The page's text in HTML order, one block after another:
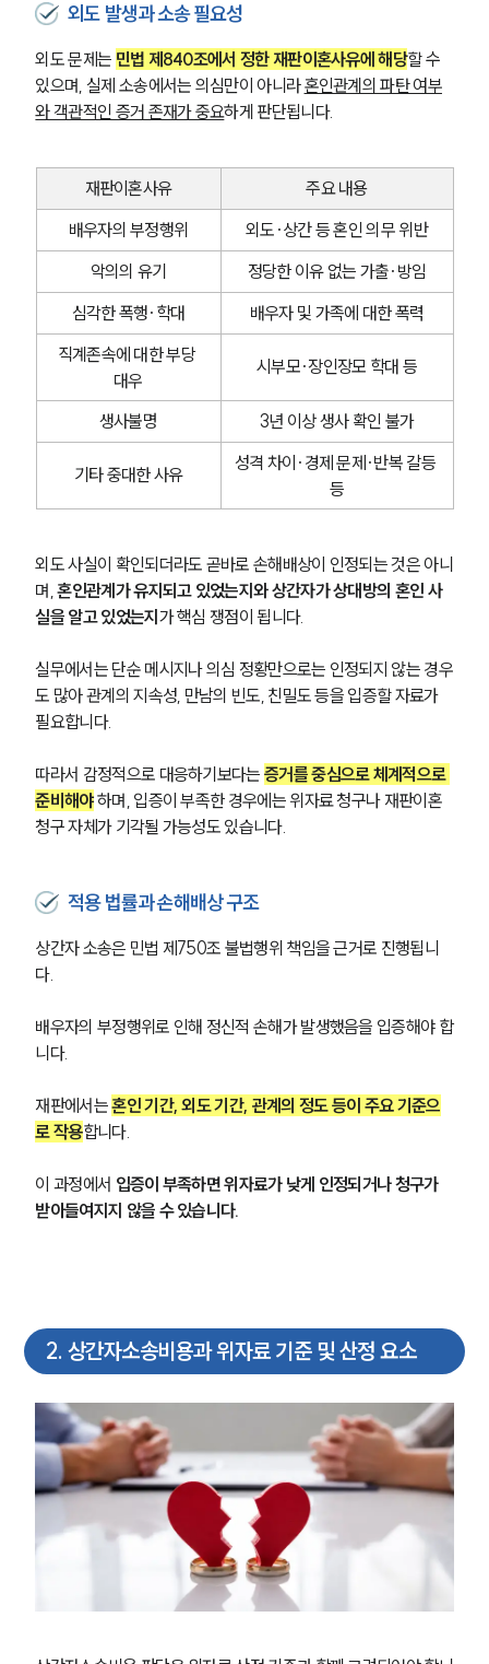
외도 발생과 소송 필요성
외도 문제는 민법 제840조에서 정한 재판이혼사유에 해당할 수
있으며, 실제 소송에서는 의심만이 아니라 혼인관계의 파탄 여부
와 객관적인 증거 존재가 중요하게 판단됩니다.
재판이혼사유
주요 내용
배우자의 부정행위
외도·상간 등 혼인 의무 위반
악의의 유기
정당한 이유 없는 가출·방임
심각한 폭행·학대
배우자 및 가족에 대한 폭력
직계존속에 대한 부당
대우
시부모·장인장모 학대 등
생사불명 3년 이상 생사 확인 불가
기타 중대한 사유
성격 차이·경제 문제·반복 갈등
등
외도 사실이 확인되더라도 곧바로 손해배상이 인정되는 것은 아니
며, 혼인관계가 유지되고 있었는지와 상간자가 상대방의 혼인 사
실을 알고 있었는지 가 핵심 쟁점이 됩니다.
실무에서는 단순 메시지나 의심 정황만으로는 인정되지 않는 경우
도 많아 관계의 지속성, 만남의 빈도, 친밀도 등을 입증할 자료가
필요합니다.
따라서 감정적으로 대응하기보다는 증거를 중심으로 체계적으로
준비해야 하며, 입증이 부족한 경우에는 위자료 청구나 재판이혼
청구 자체가 기각될 가능성도 있습니다.
적용 법률과 손해배상 구조
상간자 소송은 민법 제750조 불법행위 책임을 근거로 진행됩니
다.
배우자의 부정행위로 인해 정신적 손해가 발생했음을 입증해야 합
니다.
재판에서는 혼인 기간, 외도 기간, 관계의 정도 등이 주요 기준으
로 작용합니다.
이 과정에서 입증이 부족하면 위자료가 낮게 인정되거나 청구가
받아들여지지 않을 수 있습니다.
2. 상간자소송비용과 위자료 기준 및 산정 요소